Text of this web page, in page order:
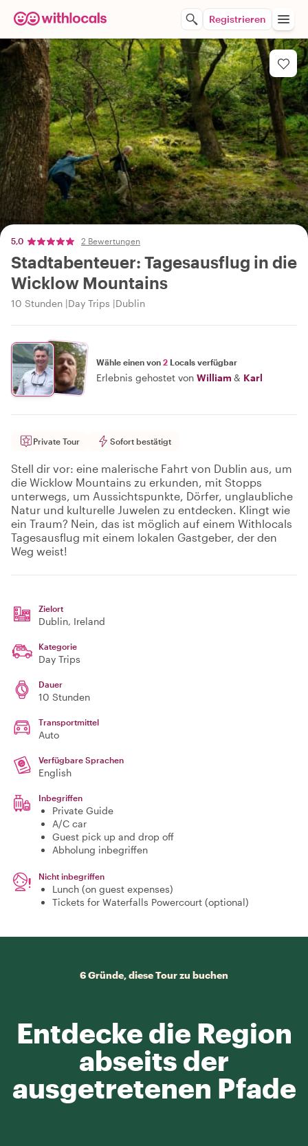
Registrieren
5,0 2 Bewertungen
Stadtabenteuer: Tagesausflug in die
Wicklow Mountains
10 Stunden Day Trips Dublin
Wähle einen von 2 Locals verfügbar
Erlebnis gehostet von William & Karl
Private Tour Sofort bestätigt
Stell dir vor: eine malerische Fahrt von Dublin aus, um
die Wicklow Mountains zu erkunden, mit Stopps
unterwegs, um Aussichtspunkte, Dörfer, unglaubliche
Natur und kulturelle Juwelen zu entdecken. Klingt wie
ein Traum? Nein, das ist möglich auf einem Withlocals
Tagesausflug mit einem lokalen Gastgeber, der den
Weg weist!
Zielort
Dublin, Ireland
Kategorie
Day Trips
Dauer
10 Stunden
Transportmittel
Auto
Verfügbare Sprachen
English
Inbegriffen
Private Guide
A/C car
Guest pick up and drop off
Abholung inbegriffen
Nicht inbegriffen
Lunch (on guest expenses)
Tickets for Waterfalls Powercourt (optional)
6 Gründe, diese Tour zu buchen
Entdecke die Region
abseits der
ausgetretenen Pfade